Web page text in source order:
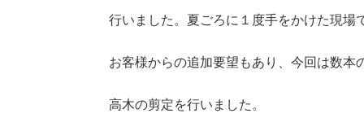
行いました。夏ごろに１度手をかけた現場
お客様からの追加要望もあり、今回は数本
高木の剪定を行いました。